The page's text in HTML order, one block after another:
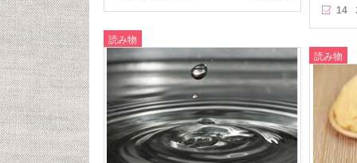
14
読み物
読み物